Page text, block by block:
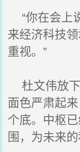
“你在会上
来经济科技
重视。”
杜文伟放下
面色严肃起
个底。中枢
围，为未来